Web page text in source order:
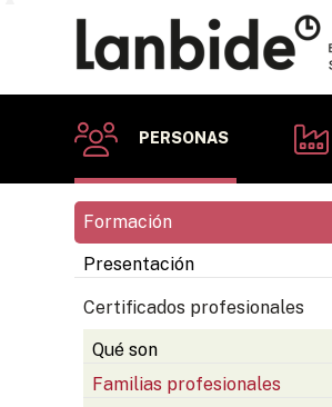
PERSONAS
Formación
Presentación
Certificados profesionales
Qué son
Familias profesionales